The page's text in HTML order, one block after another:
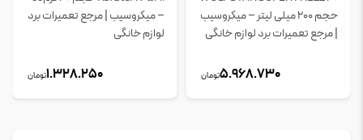
حجم 200 میلی لیتر – میکروسیب
| مرجع تعمیرات برد لوازم خانگی
5.968.730تومان
– میکروسیب | مرجع تعمیرات برد
لوازم خانگی
1.328.250تومان